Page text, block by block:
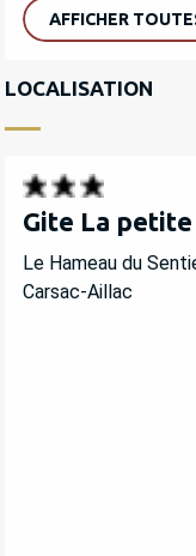
AFFICHER
LOCALISATION
Gite La
Le Hameau du
Carsac-Aillac